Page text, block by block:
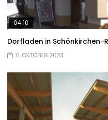
04:10
Dorfladen in
11. OKTOBER 2023